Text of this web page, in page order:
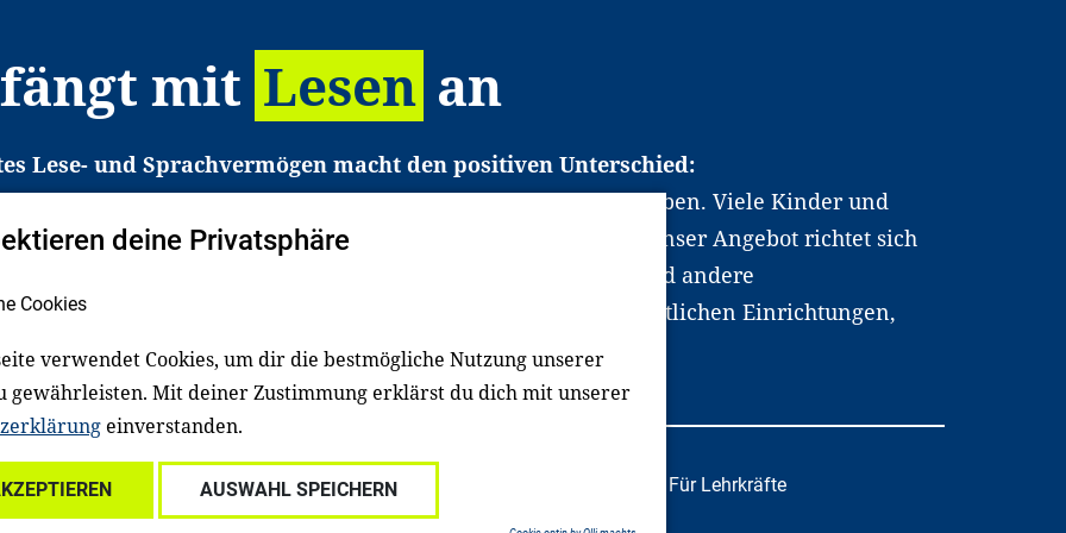
mit Lesen an
Lese- und Sprachvermögen macht den positiven Unterschied:
den Zugang zu Bildung und einem erfolgreichen Berufsleben. Viele Kinder und
in Deutschland haben aber große Schwierigkeiten dabei. Unser Angebot richtet sich
gezielt an Familien sowie an Erzieher*innen, Lehrer*innen und andere
Dafür arbeiten wir eng mit Ministerien, wissenschaftlichen Einrichtungen,
Unternehmen und anderen Stiftungen zusammen.
Über uns Spenden Für Familien
Für Lehrkräfte
Einrichtungen
Für freiwillig Engagierte
deine Privatsphäre
Cookies
verwendet Cookies, um dir die bestmögliche Nutzung unserer
gewährleisten. Mit deiner Zustimmung erklärst du dich mit unserer
einverstanden.
AUSWAHL SPEICHERN